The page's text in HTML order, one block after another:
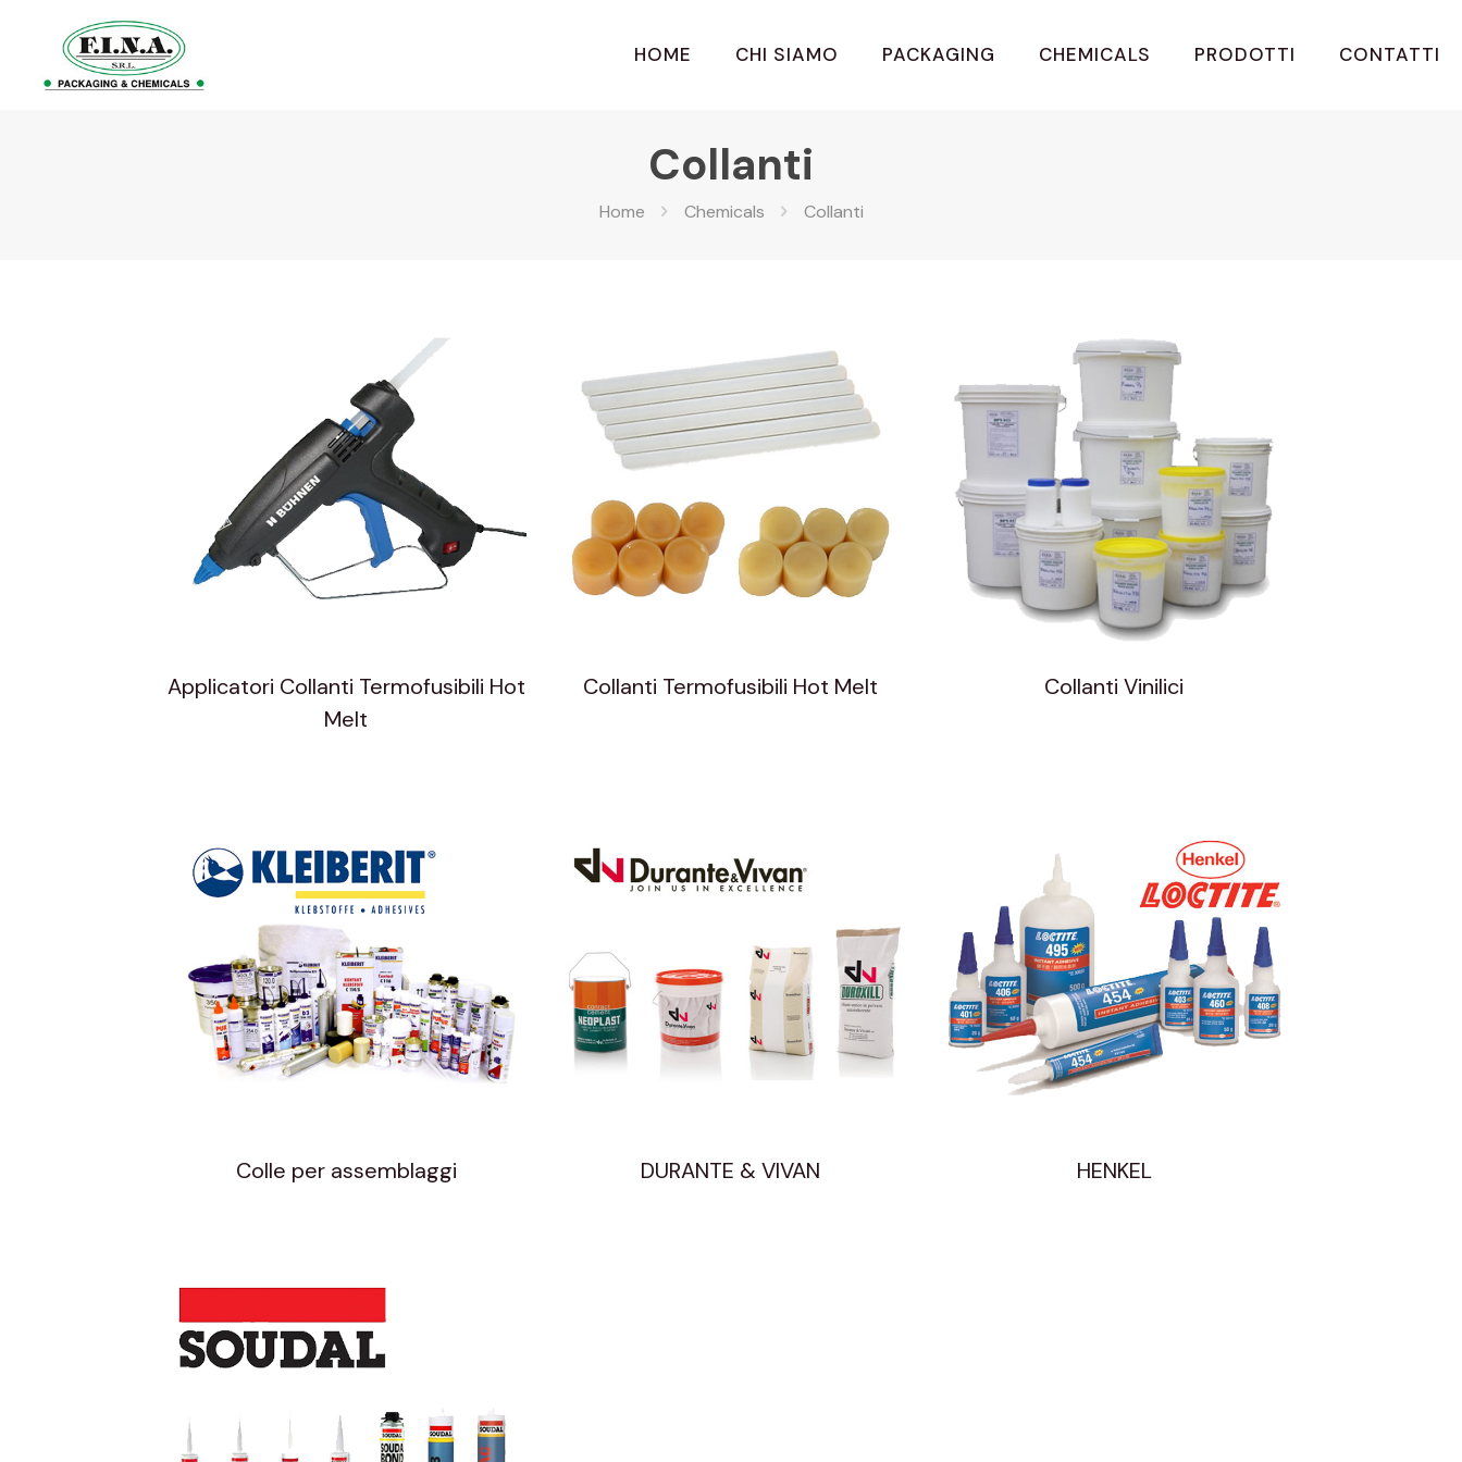
HOME CHI SIAMO PACKAGING CHEMICALS PRODOTTI CONTATTI
Collanti
Home Chemicals Collanti
Applicatori Collanti Termofusibili Hot
Melt
Collanti Termofusibili Hot Melt Collanti Vinilici
Colle per assemblaggi DURANTE & VIVAN HENKEL